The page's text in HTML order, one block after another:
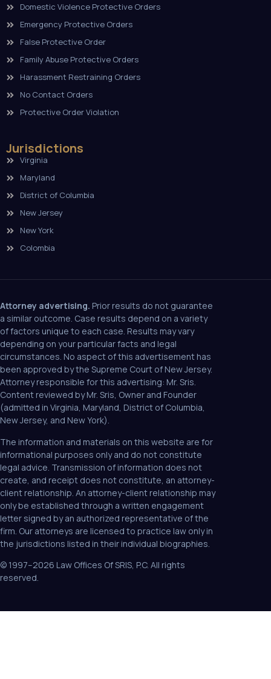
Domestic Violence Protective Orders
Emergency Protective Orders
False Protective Order
Family Abuse Protective Orders
Harassment Restraining Orders
No Contact Orders
Protective Order Violation
Jurisdictions
Virginia
Maryland
District of Columbia
New Jersey
New York
Colombia
Attorney advertising. Prior results do not guarantee
a similar outcome. Case results depend on a variety
of factors unique to each case. Results may vary
depending on your particular facts and legal
circumstances. No aspect of this advertisement has
been approved by the Supreme Court of New Jersey.
Attorney responsible for this advertising: Mr. Sris.
Content reviewed by Mr. Sris, Owner and Founder
(admitted in Virginia, Maryland, District of Columbia,
New Jersey, and New York).
The information and materials on this website are for
informational purposes only and do not constitute
legal advice. Transmission of information does not
create, and receipt does not constitute, an attorney-
client relationship. An attorney-client relationship may
only be established through a written engagement
letter signed by an authorized representative of the
firm. Our attorneys are licensed to practice law only in
the jurisdictions listed in their individual biographies.
© 1997–2026 Law Offices Of SRIS, P.C. All rights
reserved.